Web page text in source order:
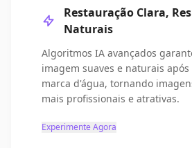
Restauração Clara,
Naturais
Algoritmos IA avançados
imagem suaves e naturais
marca d'água, tornando
mais profissionais e atrativas.
Experimente Agora